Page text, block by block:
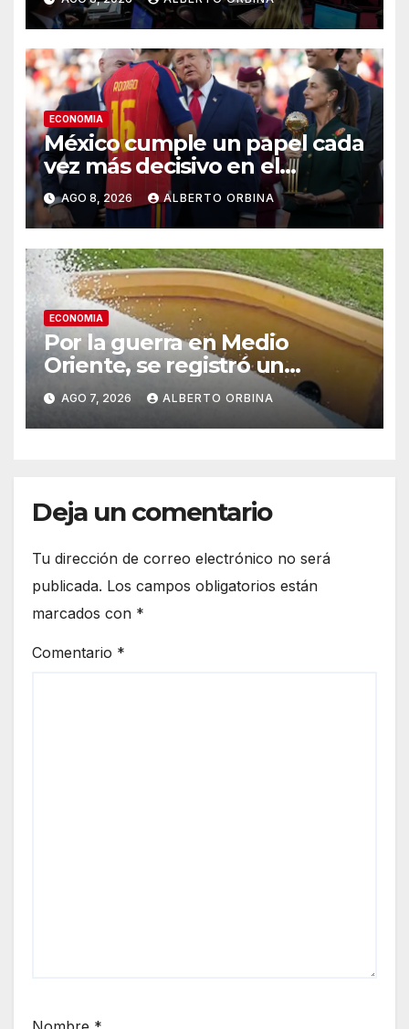
ECONOMIA
México cumple un papel cada
vez más decisivo en el
capitalismo norteamericano
AGO 8, 2026 ALBERTO ORBINA
ECONOMIA
Por la guerra en Medio
Oriente, se registró un
sobrecosto de US$ 180
millones en la importación de
fertilizantes en el primer
AGO 7, 2026 ALBERTO ORBINA
Deja un comentario
Tu dirección de correo electrónico no será
publicada. Los campos obligatorios están
marcados con *
Comentario *